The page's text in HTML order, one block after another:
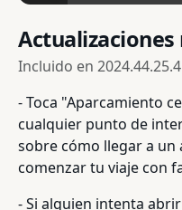
Incluido en 2024.44.25.4
- Toca "Aparcamiento
cualquier punto de
sobre cómo llegar a
comenzar tu viaje con
- Si alguien intenta